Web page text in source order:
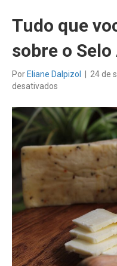
Tudo que
sobre o Selo
Por Eliane Dalpizol 24 de
desativados
que
você
precisa
saber
sobre
o
Selo